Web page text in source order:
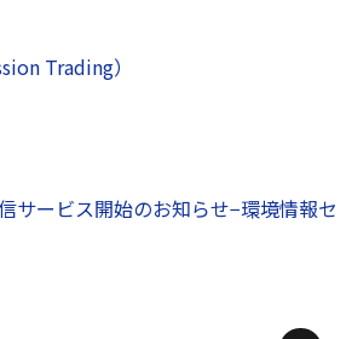
Trading）
サービス開始のお知らせ−環境情報セ